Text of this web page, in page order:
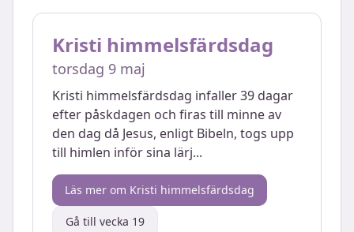
Kristi himmelsfärdsdag
torsdag 9 maj
Kristi himmelsfärdsdag infaller 39 dagar
efter påskdagen och firas till minne av
den dag då Jesus, enligt Bibeln, togs upp
till himlen inför sina lärj...
Läs mer om Kristi himmelsfärdsdag
Gå till vecka 19